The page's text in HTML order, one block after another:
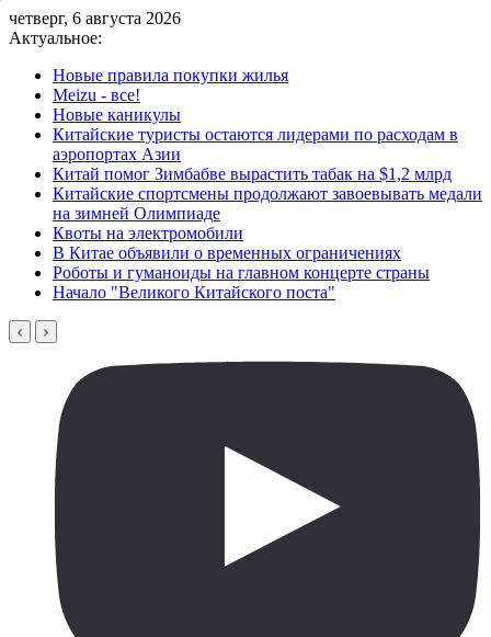
четверг, 6 августа 2026
Актуальное:
Новые правила покупки жилья
Meizu - все!
Новые каникулы
Китайские туристы остаются лидерами по расходам в
аэропортах Азии
Китай помог Зимбабве вырастить табак на $1,2 млрд
Китайские спортсмены продолжают завоевывать медали
на зимней Олимпиаде
Квоты на электромобили
В Китае объявили о временных ограничениях
Роботы и гуманоиды на главном концерте страны
Начало "Великого Китайского поста"